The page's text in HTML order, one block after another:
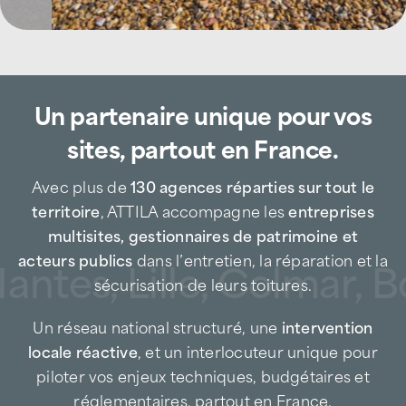
plateformes logistiques, zones
commerciales, collectivités, gestionnaires de
patrimoine et particuliers pour tous les
besoins liés à la toiture.
Entreprise de toiture de proximité, nous
intervenons rapidement sur Bourg-en-
Bresse et ses communes environnantes, en
prévention comme en urgence, afin de
et de dégradation du bâti.
Spécialiste de la maintenance toiture, ATTILA
Bourg-en-Bresse agit à chaque étape du
Un partenaire unique pour vos
sites, partout en France.
Avec plus de130 agences réparties sur tout le
territoire, ATTILA accompagne lesentreprises
multisites, gestionnaires de patrimoine et
acteurs publicsdans l’entretien, la réparation et la
sécurisation de leurs toitures.
Un réseau national structuré, une intervention
locale réactive, et un interlocuteur unique pour
piloter vos enjeux techniques, budgétaires et
Lille, Colmar,